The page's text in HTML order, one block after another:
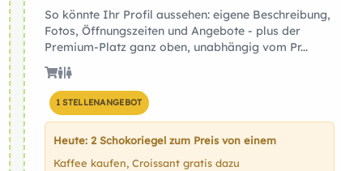
So könnte Ihr Profil aussehen: eigene Beschreibung,
Fotos, Öffnungszeiten und Angebote - plus der
Premium-Platz ganz oben, unabhängig vom Pr...
1 STELLENANGEBOT
Heute: 2 Schokoriegel zum Preis von einem
Kaffee kaufen, Croissant gratis dazu